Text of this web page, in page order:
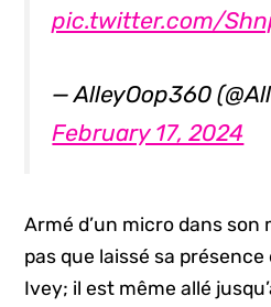
pic.twitter.com/
— AlleyOop360
February 17, 2024
Armé d’un micro dans son
pas que laissé sa
Ivey; il est même allé